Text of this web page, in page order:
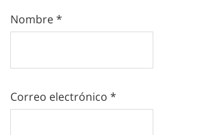
Nombre*
Correo electrónico *